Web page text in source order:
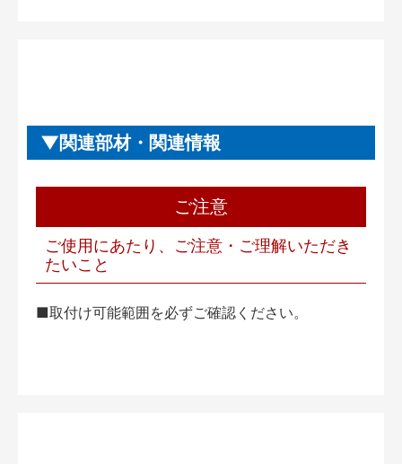
関連部材・関連情報
ご注意
ご使用にあたり、ご注意・ご理解いただき
たいこと
■取付け可能範囲を必ずご確認ください。